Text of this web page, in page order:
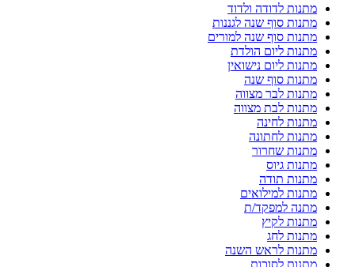
מתנות לדודה ולדוד
מתנות סוף שנה לגננות
מתנות סוף שנה למורים
מתנות ליום הולדת
מתנות ליום נישואין
מתנות סוף שנה
מתנות לבר מצווה
מתנות לבת מצווה
מתנות לחינה
מתנות לחתונה
מתנות שחרור
מתנות גיוס
מתנות תודה
מתנות למילואים
מתנה למפקד/ת
מתנות לקיץ
מתנות לחג
מתנות לראש השנה
מתנות לסוכות